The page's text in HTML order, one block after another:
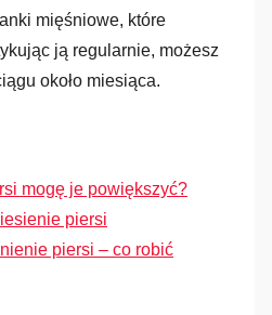
mięśniowe, które
ją regularnie, możesz
około miesiąca.
mogę je powiększyć?
piersi
piersi – co robić